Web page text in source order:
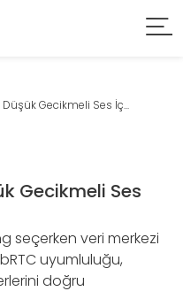
Gecikmeli Ses İç...
Gecikmeli Ses
seçerken veri merkezi
uyumluluğu,
doğru